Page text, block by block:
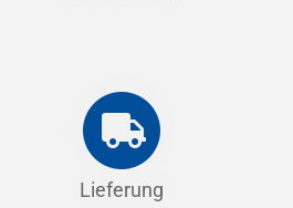
Lieferung